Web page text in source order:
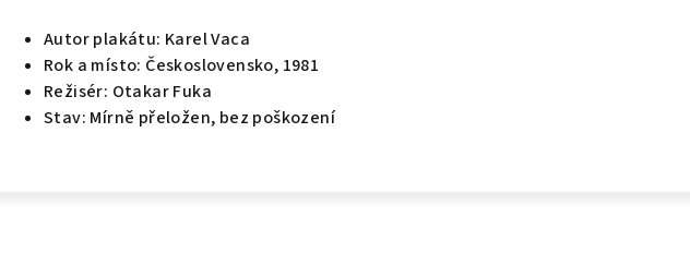
Autor plakátu: Karel Vaca
Rok a místo: Československo, 1981
Režisér: Otakar Fuka
Stav: Mírně přeložen, bez poškození